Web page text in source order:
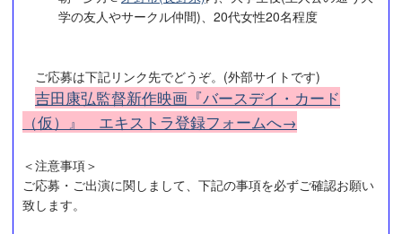
学の友人やサークル仲間)、20代女性20名程度
ご応募は下記リンク先でどうぞ。(外部サイトです)
吉田康弘監督新作映画『バースデイ・カード
（仮）』 エキストラ登録フォームへ→
＜注意事項＞
ご応募・ご出演に関しまして、下記の事項を必ずご確認お願い
致します。